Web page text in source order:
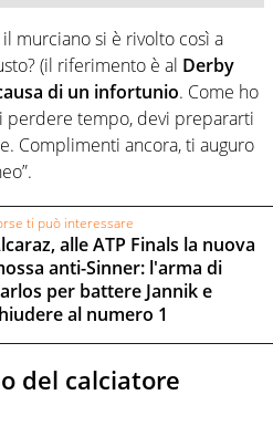
murciano si è rivolto così a
(il riferimento è al Derby
di un infortunio. Come ho
perdere tempo, devi prepararti
Complimenti ancora, ti auguro
ti può interessare
alle ATP Finals la nuova
anti-Sinner: l'arma di
per battere Jannik e
al numero 1
del calciatore